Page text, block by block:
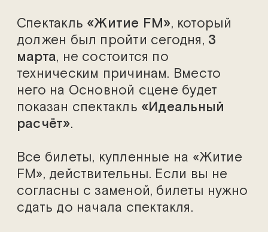
Спектакль «Житие FM», который
должен был пройти сегодня, 3
марта, не состоится по
техническим причинам. Вместо
него на Основной сцене будет
показан спектакль «Идеальный
расчёт».
Все билеты, купленные на «Житие
FM», действительны. Если вы не
согласны с заменой, билеты нужно
сдать до начала спектакля.